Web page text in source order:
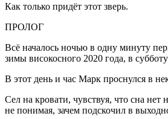
Как только придёт этот зверь.
ПРОЛОГ
Всё началось ночью в одну минуту
зимы високосного 2020 года, в
В этот день и час Марк проснулся в
Сел на кровати, чувствуя, что сна нет
не понимая, зачем подскочил в